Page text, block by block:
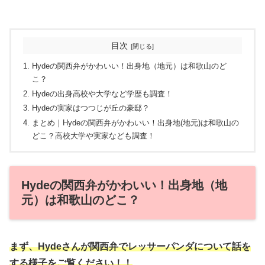
目次
Hydeの関西弁がかわいい！出身地（地元）は和歌山のど
こ？
Hydeの出身高校や大学など学歴も調査！
Hydeの実家はつつじが丘の豪邸？
まとめ｜Hydeの関西弁がかわいい！出身地(地元)は和歌山の
どこ？高校大学や実家なども調査！
Hydeの関西弁がかわいい！出身地（地
元）は和歌山のどこ？
まず、Hydeさんが関西弁でレッサーパンダについて話を